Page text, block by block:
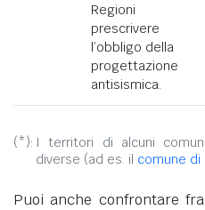
Regioni
prescrivere
l’obbligo della
progettazione
antisismica.
(*): I territori di alcuni
diverse (ad es. il comune di
Puoi anche confrontare